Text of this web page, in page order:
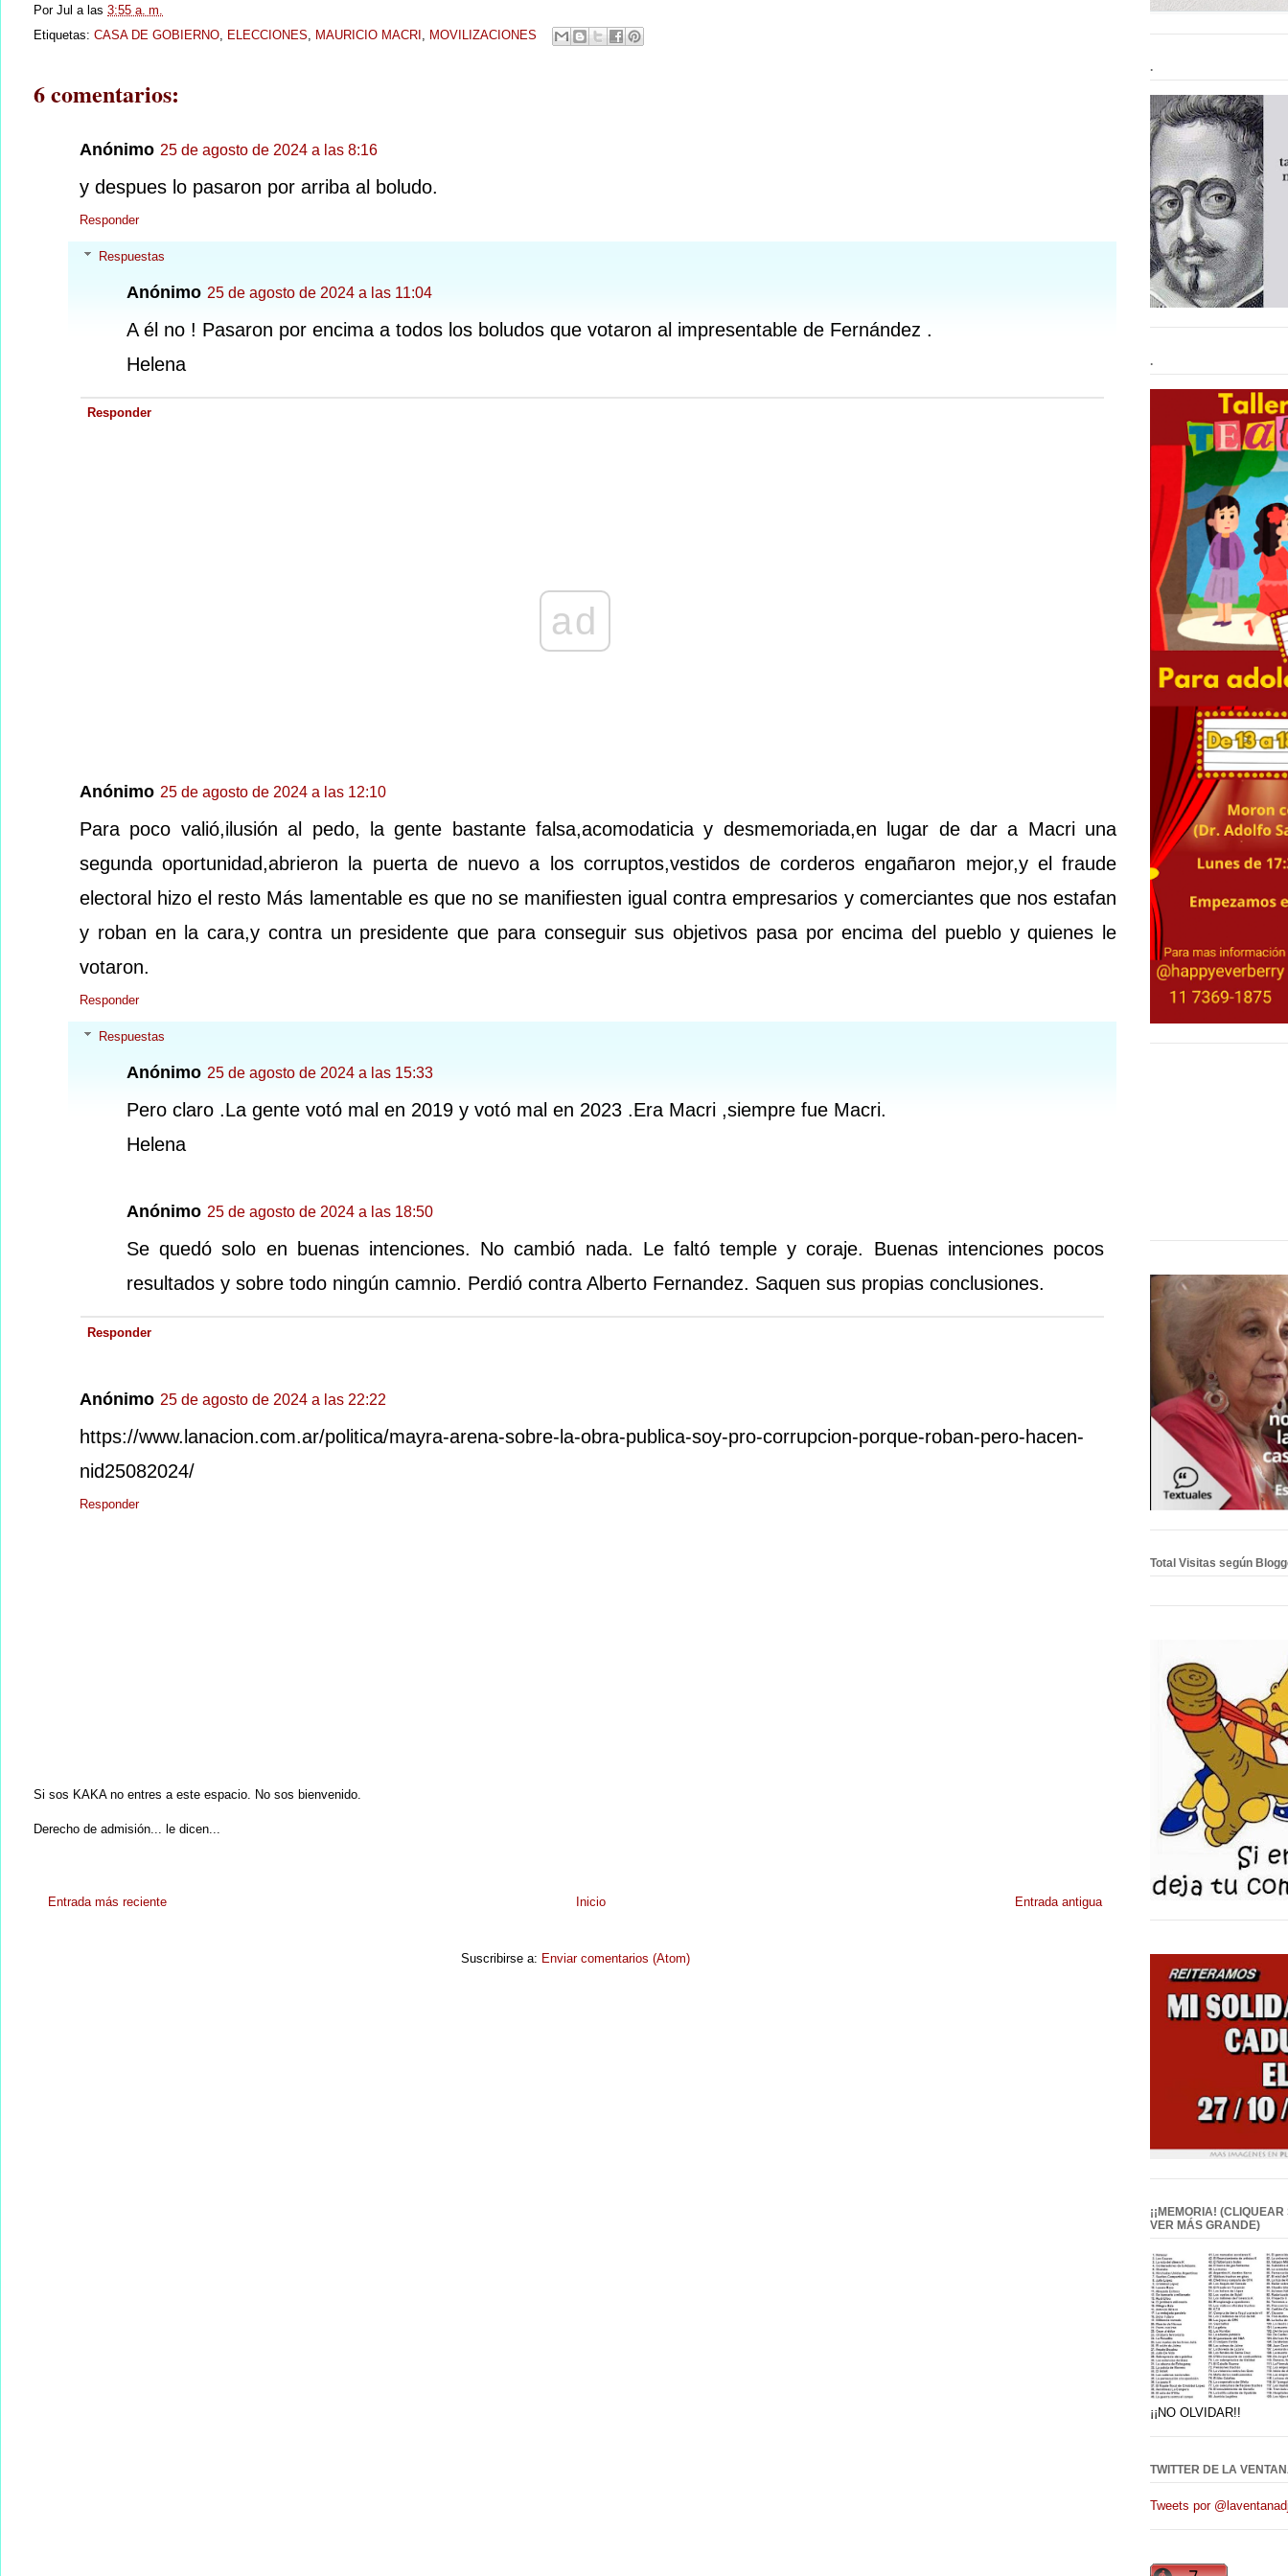
Por Jul a las 3:55 a. m.
Etiquetas: CASA DE GOBIERNO ELECCIONES MAURICIO MACRI MOVILIZACIONES
6 comentarios:
Anónimo 25 de agosto de 2024 a las 8:16
y despues lo pasaron por arriba al boludo.
Responder
Respuestas
Anónimo 25 de agosto de 2024 a las 11:04
A él no ! Pasaron por encima a todos los boludos que votaron al impresentable de Fernández .
Helena
Responder
ad
Anónimo 25 de agosto de 2024 a las 12:10
Para poco valió,ilusión al pedo, la gente bastante falsa,acomodaticia y desmemoriada,en lugar de dar a Macri una
segunda oportunidad,abrieron la puerta de nuevo a los corruptos,vestidos de corderos engañaron mejor,y el fraude
electoral hizo el resto Más lamentable es que no se manifiesten igual contra empresarios y comerciantes que nos estafan
y roban en la cara,y contra un presidente que para conseguir sus objetivos pasa por encima del pueblo y quienes le
votaron.
Responder
Respuestas
Anónimo 25 de agosto de 2024 a las 15:33
Pero claro .La gente votó mal en 2019 y votó mal en 2023 .Era Macri ,siempre fue Macri.
Helena
Anónimo 25 de agosto de 2024 a las 18:50
Se quedó solo en buenas intenciones. No cambió nada. Le faltó temple y coraje. Buenas intenciones pocos
resultados y sobre todo ningún camnio. Perdió contra Alberto Fernandez. Saquen sus propias conclusiones.
Responder
Anónimo 25 de agosto de 2024 a las 22:22
https://www.lanacion.com.ar/politica/mayra-arena-sobre-la-obra-publica-soy-pro-corrupcion-porque-roban-pero-hacen-
nid25082024/
Responder
Si sos KAKA no entres a este espacio. No sos bienvenido.
Derecho de admisión... le dicen...
Entrada más reciente Entrada antigua
Inicio
Suscribirse a: Enviar comentarios (Atom)
.
.
Total Visitas según
¡¡MEMORIA!
VER MÁS GRANDE)
¡¡NO OLVIDAR!!
TWITTER DE LA
Tweets por